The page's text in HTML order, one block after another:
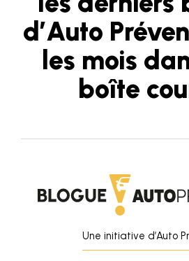
d’Auto
les mois
boîte
Une initiative d’Auto